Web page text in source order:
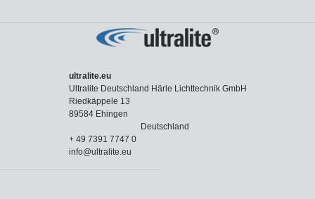
ultralite.eu
Ultralite Deutschland Härle Lichttechnik GmbH
Riedkäppele 13
89584 Ehingen
Deutschland
+ 49 7391 7747 0
info@ultralite.eu